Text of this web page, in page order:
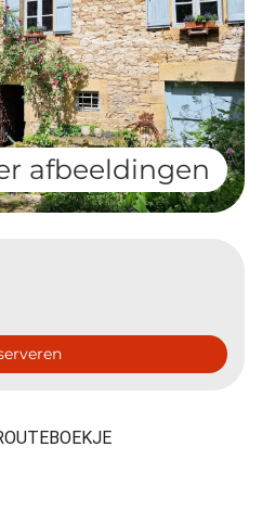
afbeeldingen